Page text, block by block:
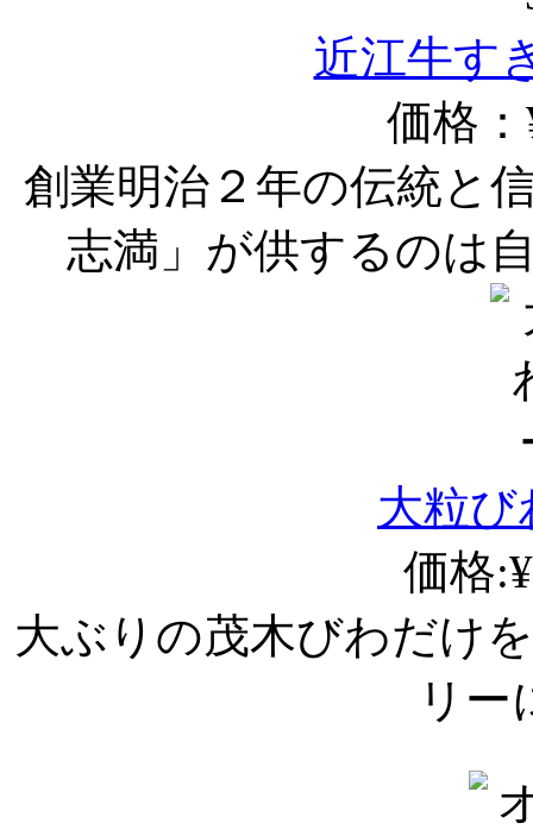
近江牛す
価格
創業明治２年の伝統と
志満」が供するのは
大粒び
価格
大ぶりの茂木びわだけ
リー